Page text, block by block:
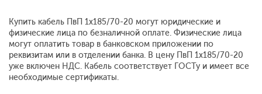
Купить кабель ПвП 1x185/70-20 могут юридические и
физические лица по безналичной оплате. Физические лица
могут оплатить товар в банковском приложении по
реквизитам или в отделении банка. В цену ПвП 1x185/70-20
уже включен НДС. Кабель соответствует ГОСТу и имеет все
необходимые сертификаты.